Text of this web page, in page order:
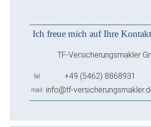
Ich freue mich auf Ihre
TF-Versicherungsmakler
tel +49 (5462) 8868931
mail info@tf-